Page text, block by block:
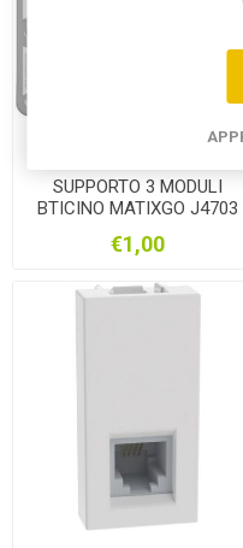
SUPPORTO 3 MODULI
BTICINO MATIXGO J4703
€1,00